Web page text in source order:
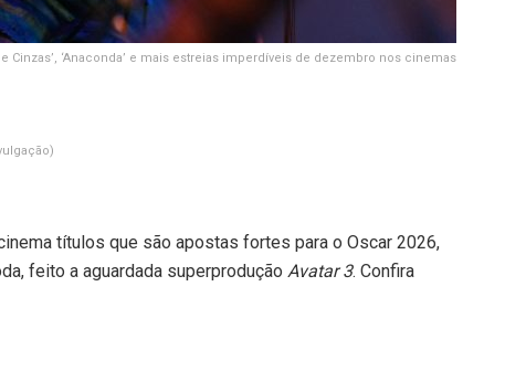
e Cinzas’, ‘Anaconda’ e mais estreias imperdíveis de dezembro nos cinemas
títulos que são apostas fortes para o Oscar 2026,
feito a aguardada superprodução Avatar 3. Confira